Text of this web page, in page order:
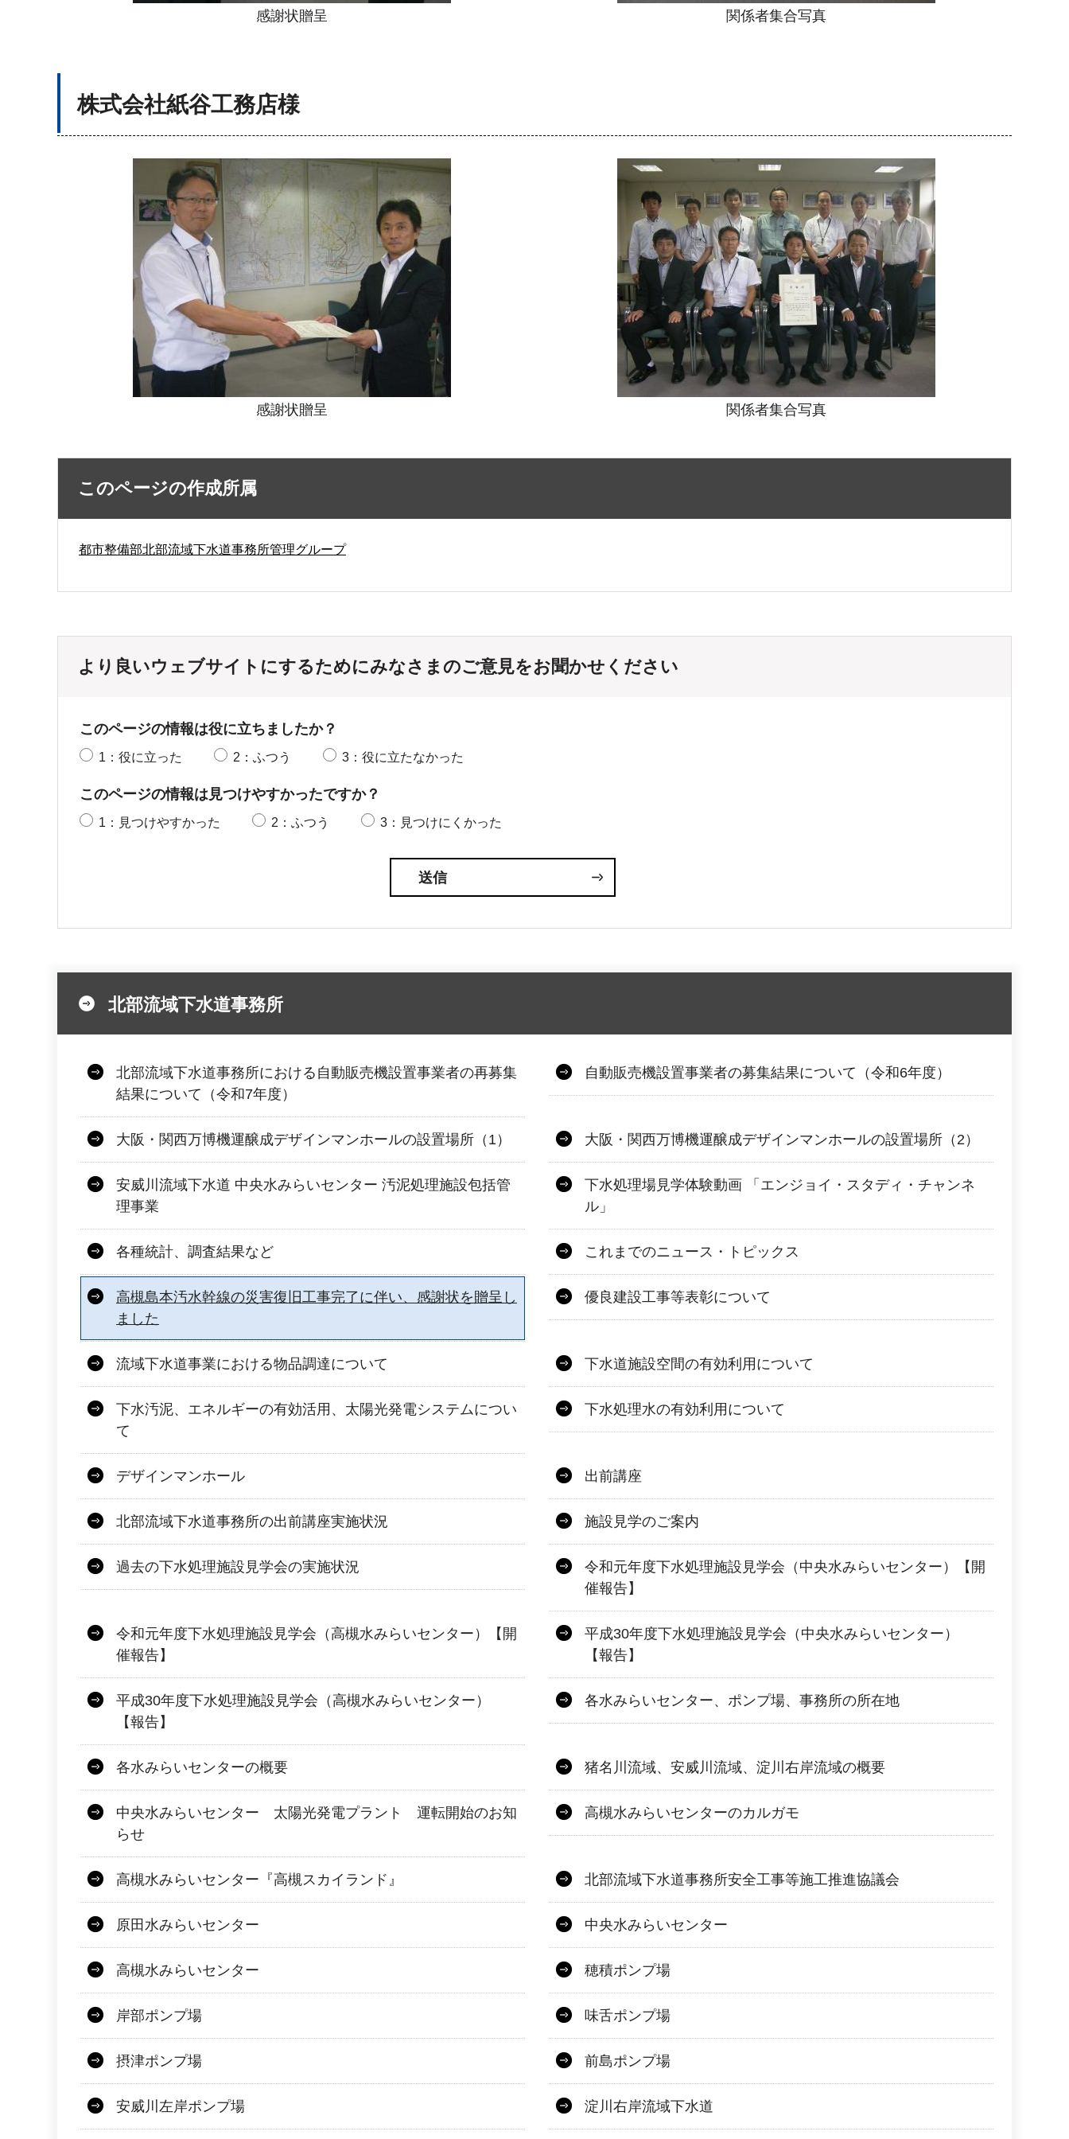
感謝状贈呈 関係者集合写真
株式会社紙谷工務店様
感謝状贈呈 関係者集合写真
このページの作成所属
都市整備部北部流域下水道事務所管理グループ
より良いウェブサイトにするためにみなさまのご意見をお聞かせください
このページの情報は役に立ちましたか？
1：役に立った 2：ふつう 3：役に立たなかった
このページの情報は見つけやすかったですか？
1：見つけやすかった 2：ふつう 3：見つけにくかった
北部流域下水道事務所
北部流域下水道事務所における自動販売機設置事業者の再募集
結果について（令和7年度）
自動販売機設置事業者の募集結果について（令和6年度）
大阪・関西万博機運醸成デザインマンホールの設置場所（1） 大阪・関西万博機運醸成デザインマンホールの設置場所（2）
安威川流域下水道 中央水みらいセンター 汚泥処理施設包括管
理事業
下水処理場見学体験動画 「エンジョイ・スタディ・チャンネ
ル」
各種統計、調査結果など これまでのニュース・トピックス
高槻島本汚水幹線の災害復旧工事完了に伴い、感謝状を贈呈し
ました
優良建設工事等表彰について
流域下水道事業における物品調達について 下水道施設空間の有効利用について
下水汚泥、エネルギーの有効活用、太陽光発電システムについ
て
下水処理水の有効利用について
デザインマンホール 出前講座
北部流域下水道事務所の出前講座実施状況 施設見学のご案内
過去の下水処理施設見学会の実施状況
令和元年度下水処理施設見学会（中央水みらいセンター）【開
催報告】
令和元年度下水処理施設見学会（高槻水みらいセンター）【開
催報告】
平成30年度下水処理施設見学会（中央水みらいセンター）
【報告】
平成30年度下水処理施設見学会（高槻水みらいセンター）
【報告】
各水みらいセンター、ポンプ場、事務所の所在地
各水みらいセンターの概要 猪名川流域、安威川流域、淀川右岸流域の概要
中央水みらいセンター 太陽光発電プラント 運転開始のお知
らせ
高槻水みらいセンターのカルガモ
高槻水みらいセンター『高槻スカイランド』 北部流域下水道事務所安全工事等施工推進協議会
原田水みらいセンター 中央水みらいセンター
高槻水みらいセンター 穂積ポンプ場
岸部ポンプ場 味舌ポンプ場
摂津ポンプ場 前島ポンプ場
安威川左岸ポンプ場 淀川右岸流域下水道